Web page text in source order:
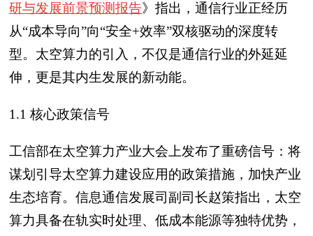
研与发展前景预测报告》指出，通信行业正经历
从“成本导向”向“安全+效率”双核驱动的深度转
型。太空算力的引入，不仅是通信行业的外延延
伸，更是其内生发展的新动能。
1.1 核心政策信号
工信部在太空算力产业大会上发布了重磅信号：将
谋划引导太空算力建设应用的政策措施，加快产业
生态培育。信息通信发展司副司长赵策指出，太空
算力具备在轨实时处理、低成本能源等独特优势，